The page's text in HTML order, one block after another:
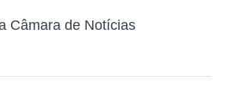
Câmara de Notícias